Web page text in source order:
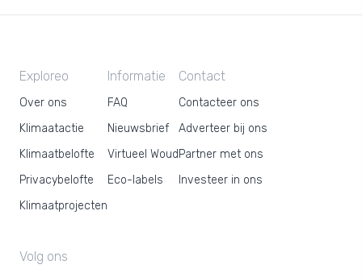
Exploreo
Over ons
Klimaatactie
Klimaatbelofte
Privacybelofte
Klimaatprojecten
Informatie
FAQ
Nieuwsbrief
Virtueel Woud
Eco-labels
Contact
Contacteer ons
Adverteer bij ons
Partner met ons
Investeer in ons
Volg ons